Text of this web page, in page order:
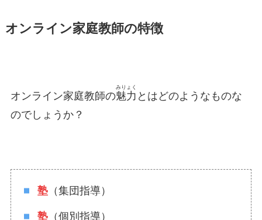
オンライン家庭教師の特徴
オンライン家庭教師の魅力
みりょく
とはどのようなものな
のでしょうか？
塾（集団指導）
塾（個別指導）